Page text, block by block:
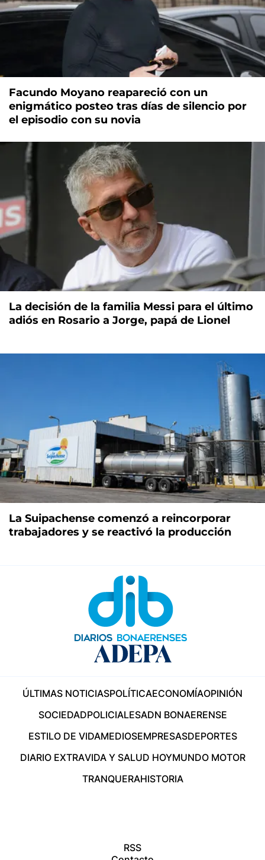
Facundo Moyano reapareció con un
enigmático posteo tras días de silencio por
el episodio con su novia
La decisión de la familia Messi para el último
adiós en Rosario a Jorge, papá de Lionel
La Suipachense comenzó a reincorporar
trabajadores y se reactivó la producción
ÚLTIMAS NOTICIASPOLÍTICAECONOMÍAOPINIÓN
SOCIEDADPOLICIALESADN BONAERENSE
ESTILO DE VIDAMEDIOSEMPRESASDEPORTES
DIARIO EXTRAVIDA Y SALUD HOYMUNDO MOTOR
TRANQUERAHISTORIA
RSS